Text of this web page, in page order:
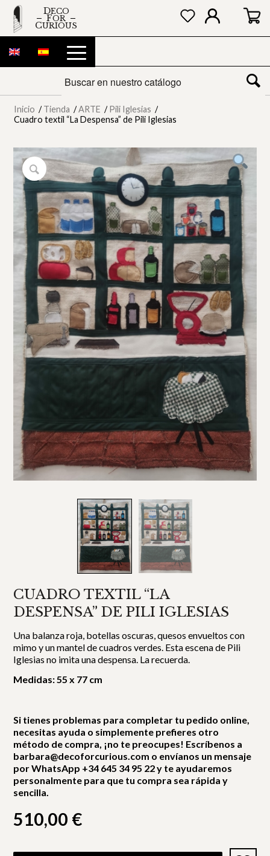
DECO
FOR
CURIOUS
Inicio / Tienda / ARTE / Pili Iglesias /
Cuadro textil “La Despensa” de Pili Iglesias
CUADRO TEXTIL “LA
DESPENSA” DE PILI IGLESIAS
Una balanza roja, botellas oscuras, quesos envueltos con
mimo y un mantel de cuadros verdes. Esta escena de Pili
Iglesias no imita una despensa. La recuerda.
Medidas: 55 x 77 cm
Si tienes problemas para completar tu pedido online,
necesitas ayuda o simplemente prefieres otro
método de compra, ¡no te preocupes! Escríbenos a
barbara@decoforcurious.com o envíanos un mensaje
por WhatsApp +34 645 34 95 22 y te ayudaremos
personalmente para que tu compra sea rápida y
sencilla.
510,00 €